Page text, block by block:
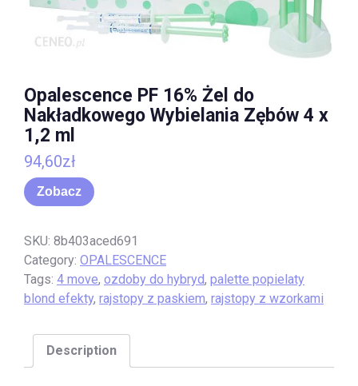
Opalescence PF 16% Żel do
Nakładkowego Wybielania Zębów 4 x
1,2 ml
94,60zł
Zobacz
SKU: 8b403aced691
Category: OPALESCENCE
Tags: 4 move, ozdoby do hybryd, palette popielaty
blond efekty, rajstopy z paskiem, rajstopy z wzorkami
Description